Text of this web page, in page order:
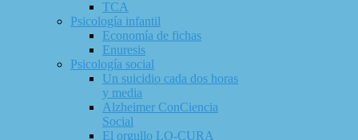
TCA
Psicología infantil
Economía de fichas
Enuresis
Psicología social
Un suicidio cada dos horas
y media
Alzheimer ConCiencia
Social
El orgullo LO-CURA